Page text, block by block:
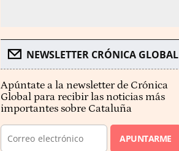
NEWSLETTER CRÓNICA GLOBAL
Apúntate a la newsletter de Crónica
Global para recibir las noticias más
importantes sobre Cataluña
APUNTARME